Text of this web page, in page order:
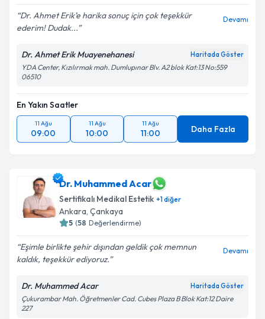
Dr. Ahmet Erik’e harika sonuç için çok teşekkür
ederim! Dudak...
Devamı
Dr. Ahmet Erik Muayenehanesi Haritada Göster
YDA Center, Kızılırmak mah. Dumlupınar Blv. A2 blok Kat:13 No:559
06510
En Yakın Saatler
11 Ağu
09:00
11 Ağu
10:00
11 Ağu
11:00 Daha Fazla
Dr. Muhammed Acar
Sertifikalı Medikal Estetik +1diğer
Ankara, Çankaya
5 (58 Değerlendirme)
Eşimle birlikte şehir dışından geldik çok memnun
kaldık, teşekkür ediyoruz.
Devamı
Dr. Muhammed Acar Haritada Göster
Çukurambar Mah. Öğretmenler Cad. Cubes Plaza B Blok Kat:12 Daire
227